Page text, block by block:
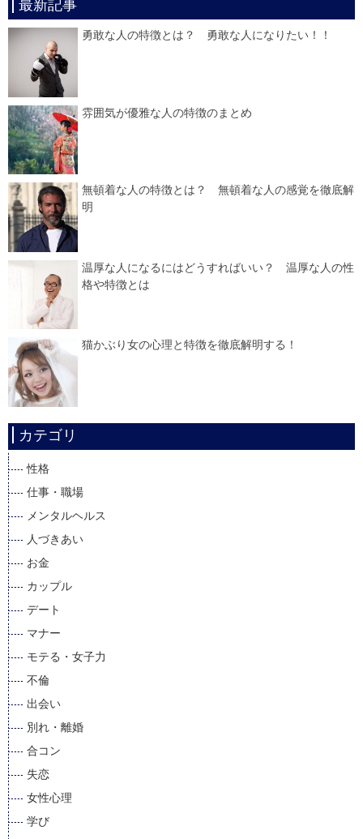
最新記事
勇敢な人の特徴とは？ 勇敢な人になりたい！！
雰囲気が優雅な人の特徴のまとめ
無頓着な人の特徴とは？ 無頓着な人の感覚を徹底解
明
温厚な人になるにはどうすればいい？ 温厚な人の性
格や特徴とは
猫かぶり女の心理と特徴を徹底解明する！
カテゴリ
性格
仕事・職場
メンタルヘルス
人づきあい
お金
カップル
デート
マナー
モテる・女子力
不倫
出会い
別れ・離婚
合コン
失恋
女性心理
学び